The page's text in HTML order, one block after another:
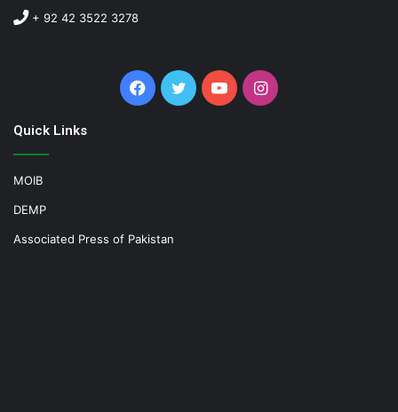
+ 92 42 3522 3278
Facebook
TwitterYouTubeInstagram
Quick Links
MOIB
DEMP
Associated Press of Pakistan